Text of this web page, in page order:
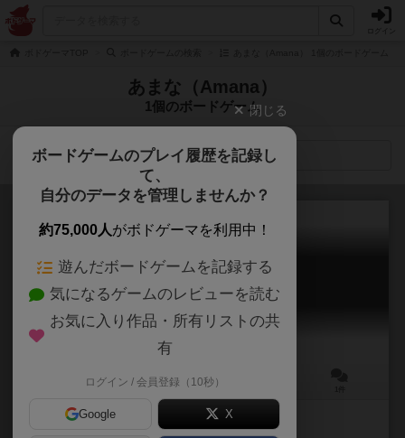
あまな（Amana）
1個のボードゲーム
検索メニュー
マリオット
MARIOT
20分前後
作品説明文の編集者を募集中
閉じる
ボードゲームのプレイ履歴を記録し
て、
自分のデータを管理しませんか？
約75,000人がボドゲーマを利用中！
遊んだボードゲームを記録する
気になるゲームのレビューを読む
お気に入り作品・所有リストの共
有
ログイン / 会員登録（10秒）
Google X